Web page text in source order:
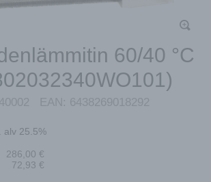
60/40 °C
EAN: 6438269018292
alv 25.5%
286,00 €
72,93 €